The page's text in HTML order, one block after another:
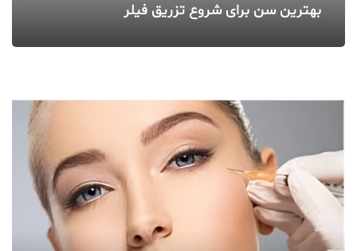
بهترین سن برای شروع تزریق فیلر